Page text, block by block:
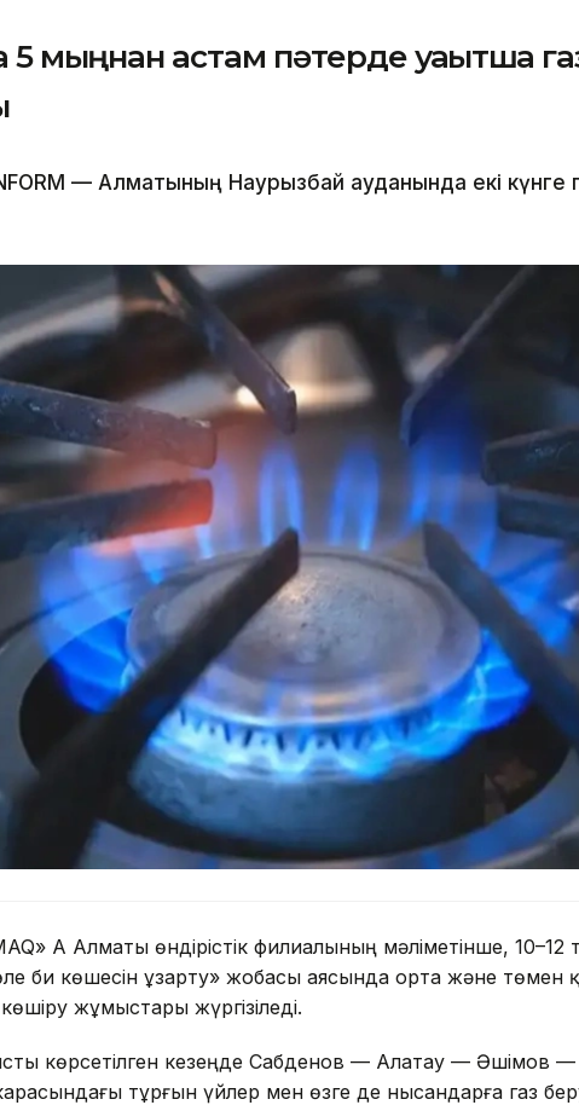
мыңнан астам пәтерде уақытша
— Алматының Наурызбай ауданында екі күнге
АҚ Алматы өндірістік филиалының мәліметінше, 10–12
би көшесін ұзарту» жобасы аясында орта және төмен
жұмыстары жүргізіледі.
көрсетілген кезеңде Сабденов — Алатау — Әшімов
тұрғын үйлер мен өзге де нысандарға газ